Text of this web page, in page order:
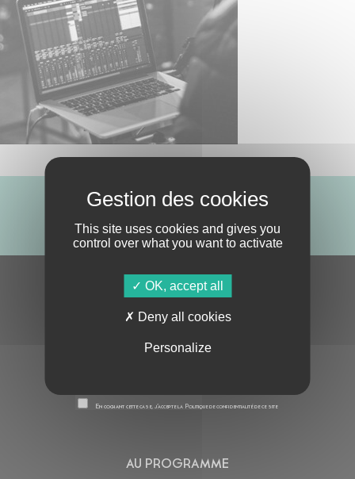
S'ABONNER À LA NEWSLETTER
En cochant cette case, j’accepte la Politique de confidentialitéde ce site
AU PROGRAMME
This site uses cookies and gives you
control over what you want to activate
OK, accept all
Deny all cookies
Personalize